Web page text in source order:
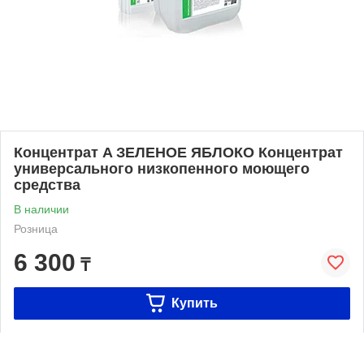
Концентрат A ЗЕЛЕНОЕ ЯБЛОКО Концентрат
универсального низкопенного моющего
средства
В наличии
Розница
6 300 ₸
Купить